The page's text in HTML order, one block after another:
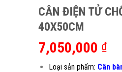
CÂN ĐIỆN TỬ
40X50CM
7,050,000 ₫
Loại sản phẩm: Cân